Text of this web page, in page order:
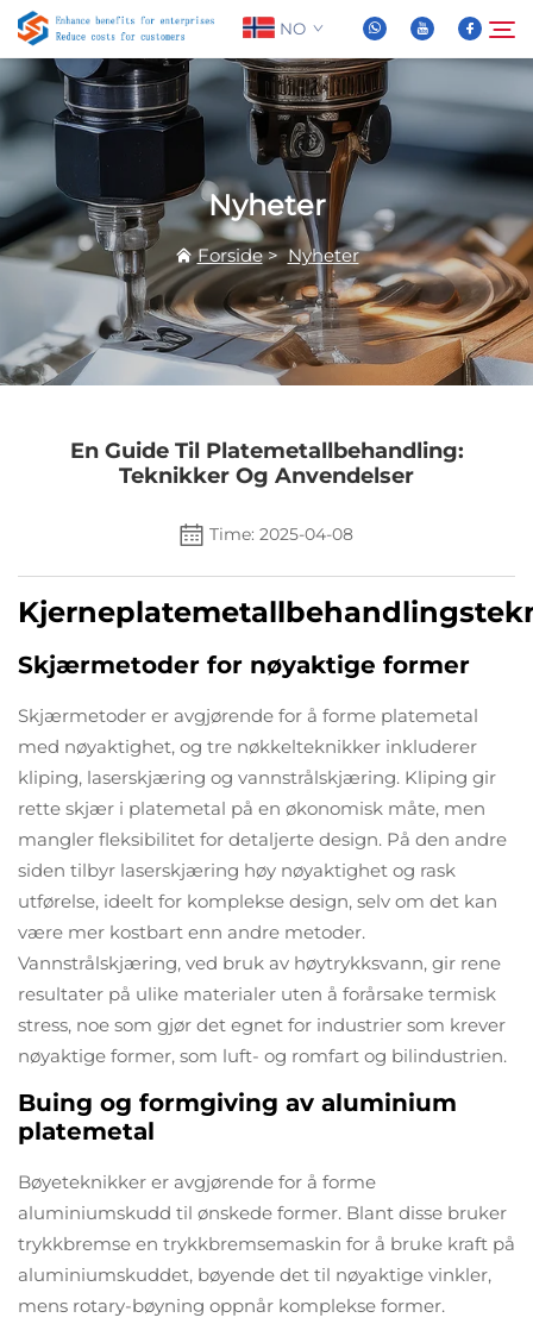
NO
Om oss
Produkter
Nyheter
FAQ
Søk
Nyheter
Forside>Nyheter
En Guide Til Platemetallbehandling:
Teknikker Og Anvendelser
Time: 2025-04-08
Skjærmetoder for nøyaktige former
Skjærmetoder er avgjørende for å forme platemetal
med nøyaktighet, og tre nøkkelteknikker inkluderer
kliping, laserskjæring og vannstrålskjæring. Kliping gir
rette skjær i platemetal på en økonomisk måte, men
mangler fleksibilitet for detaljerte design. På den andre
siden tilbyr laserskjæring høy nøyaktighet og rask
utførelse, ideelt for komplekse design, selv om det kan
være mer kostbart enn andre metoder.
Vannstrålskjæring, ved bruk av høytrykksvann, gir rene
resultater på ulike materialer uten å forårsake termisk
stress, noe som gjør det egnet for industrier som krever
nøyaktige former, som luft- og romfart og bilindustrien.
Buing og formgiving av aluminium
platemetal
Bøyeteknikker er avgjørende for å forme
aluminiumskudd til ønskede former. Blant disse bruker
trykkbremse en trykkbremsemaskin for å bruke kraft på
aluminiumskuddet, bøyende det til nøyaktige vinkler,
mens rotary-bøyning oppnår komplekse former.